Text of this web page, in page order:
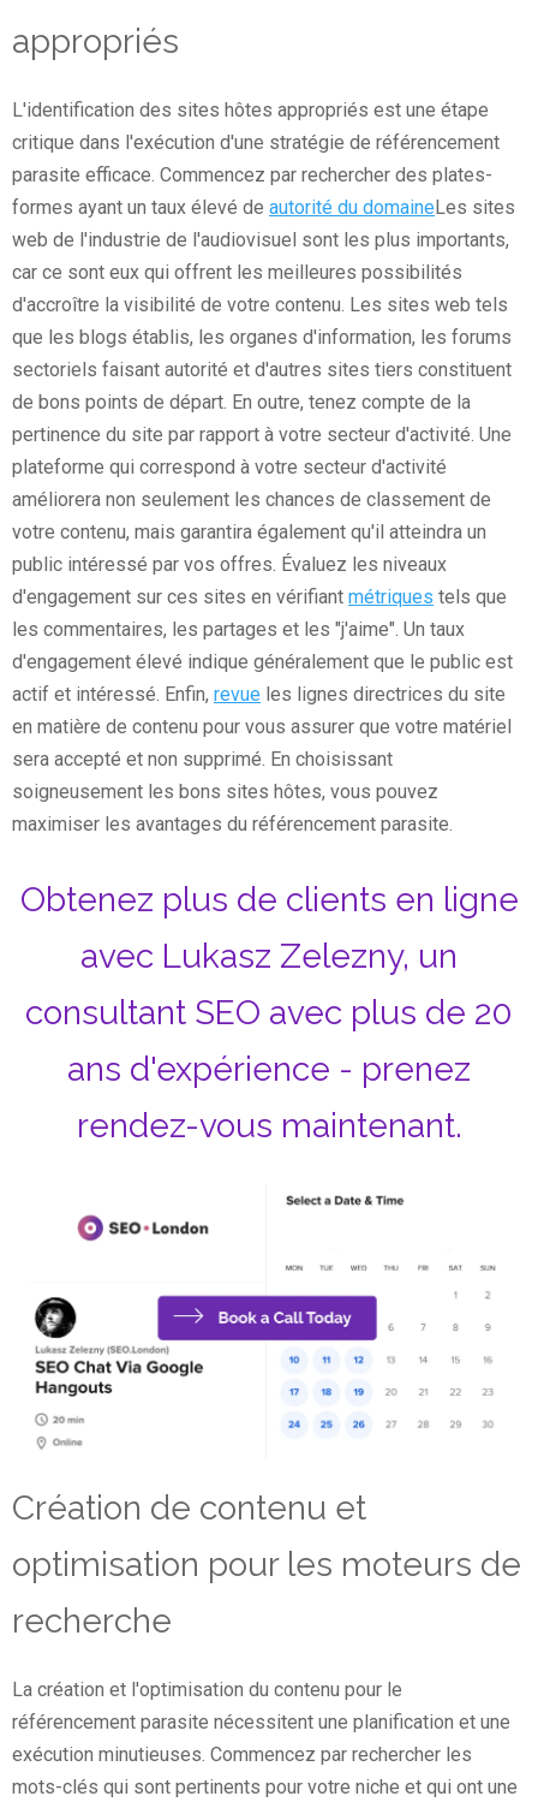
appropriés
L'identification des sites hôtes appropriés est une étape
critique dans l'exécution d'une stratégie de référencement
parasite efficace. Commencez par rechercher des plates-
formes ayant un taux élevé de autorité du domaineLes sites
web de l'industrie de l'audiovisuel sont les plus importants,
car ce sont eux qui offrent les meilleures possibilités
d'accroître la visibilité de votre contenu. Les sites web tels
que les blogs établis, les organes d'information, les forums
sectoriels faisant autorité et d'autres sites tiers constituent
de bons points de départ. En outre, tenez compte de la
pertinence du site par rapport à votre secteur d'activité. Une
plateforme qui correspond à votre secteur d'activité
améliorera non seulement les chances de classement de
votre contenu, mais garantira également qu'il atteindra un
public intéressé par vos offres. Évaluez les niveaux
d'engagement sur ces sites en vérifiant métriques tels que
les commentaires, les partages et les "j'aime". Un taux
d'engagement élevé indique généralement que le public est
actif et intéressé. Enfin, revue les lignes directrices du site
en matière de contenu pour vous assurer que votre matériel
sera accepté et non supprimé. En choisissant
soigneusement les bons sites hôtes, vous pouvez
maximiser les avantages du référencement parasite.
Obtenez plus de clients en ligne
avec Lukasz Zelezny, un
consultant SEO avec plus de 20
ans d'expérience - prenez
rendez-vous maintenant.
Création de contenu et
optimisation pour les moteurs de
recherche
La création et l'optimisation du contenu pour le
référencement parasite nécessitent une planification et une
exécution minutieuses. Commencez par rechercher les
mots-clés qui sont pertinents pour votre niche et qui ont une